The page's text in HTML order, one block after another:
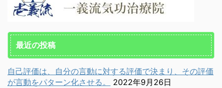
最近の投稿
自己評価は、自分の言動に対する評価で決まり、その評価
が言動をパターン化させる。
2022年9月26日